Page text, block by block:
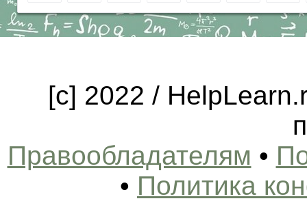
[c] 2022 /
Правообладателям •
• Политика